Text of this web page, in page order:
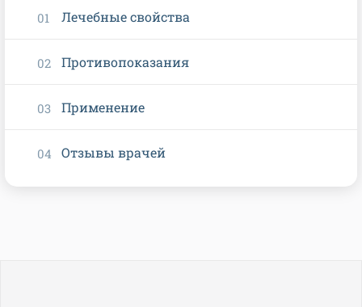
Лечебные свойства
Противопоказания
Применение
Отзывы врачей